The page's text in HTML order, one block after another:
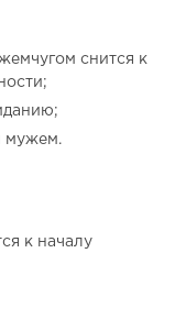
снится к
мужем.
к началу